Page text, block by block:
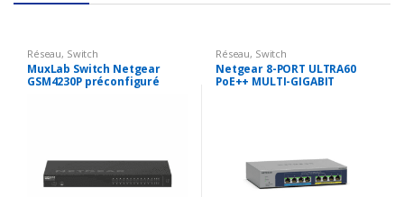
Réseau, Switch
MuxLab Switch Netgear
GSM4230P préconfiguré
Réseau, Switch
Netgear 8-PORT ULTRA60
PoE++ MULTI-GIGABIT